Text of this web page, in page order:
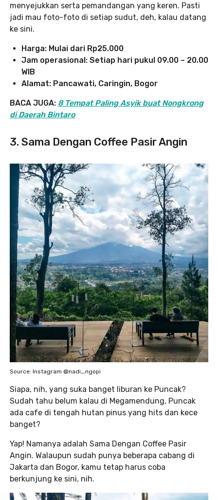
menyejukkan serta pemandangan yang keren. Pasti
jadi mau foto-foto di setiap sudut, deh, kalau datang
ke sini.
Harga: Mulai dari Rp25.000
Jam operasional: Setiap hari pukul 09.00 – 20.00
WIB
Alamat: Pancawati, Caringin, Bogor
BACA JUGA: 8 Tempat Paling Asyik buat Nongkrong
di Daerah Bintaro
3. Sama Dengan Coffee Pasir Angin
Source: Instagram @nadi_ngopi
Siapa, nih, yang suka banget liburan ke Puncak?
Sudah tahu belum kalau di Megamendung, Puncak
ada cafe di tengah hutan pinus yang hits dan kece
banget?
Yap! Namanya adalah Sama Dengan Coffee Pasir
Angin. Walaupun sudah punya beberapa cabang di
Jakarta dan Bogor, kamu tetap harus coba
berkunjung ke sini, nih.